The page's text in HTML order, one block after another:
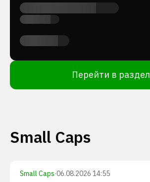
Перейти в раздел
Small Caps
Small Caps·06.08.2026 14:55